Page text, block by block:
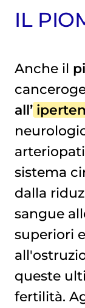
IL
Anche il
all’
sistema
dalla
sangue
superiori
queste
fertilità.